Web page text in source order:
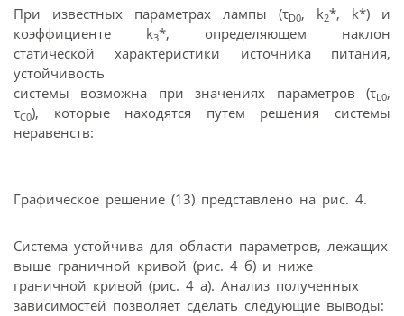
При известных параметрах лампы (τD0, k2*, k*) и
коэффициенте k3*, определяющем наклон
статической характеристики источника питания,
устойчивость
системы возможна при значениях параметров (τL0,
τС0), которые находятся путем решения системы
неравенств:
Графическое решение (13) представлено на рис. 4.
Система устойчива для области параметров, лежащих
выше граничной кривой (рис. 4 б) и ниже
граничной кривой (рис. 4 а). Анализ полученных
зависимостей позволяет сделать следующие выводы: